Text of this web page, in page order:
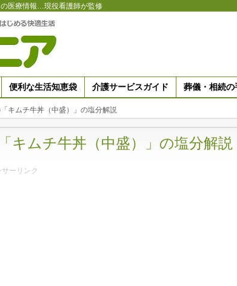
医療情報…現役看護師が監修
便利な生活知恵袋 介護サービスガイド 葬儀・相続の
キムチ牛丼（中盛）」の塩分解説
キムチ牛丼（中盛）」の塩分解説
サーリンク